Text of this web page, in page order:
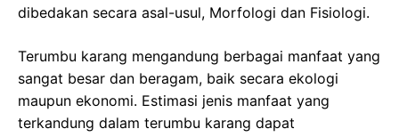
dibedakan secara asal-usul, Morfologi dan Fisiologi.
Terumbu karang mengandung berbagai manfaat yang
sangat besar dan beragam, baik secara ekologi
maupun ekonomi. Estimasi jenis manfaat yang
terkandung dalam terumbu karang dapat